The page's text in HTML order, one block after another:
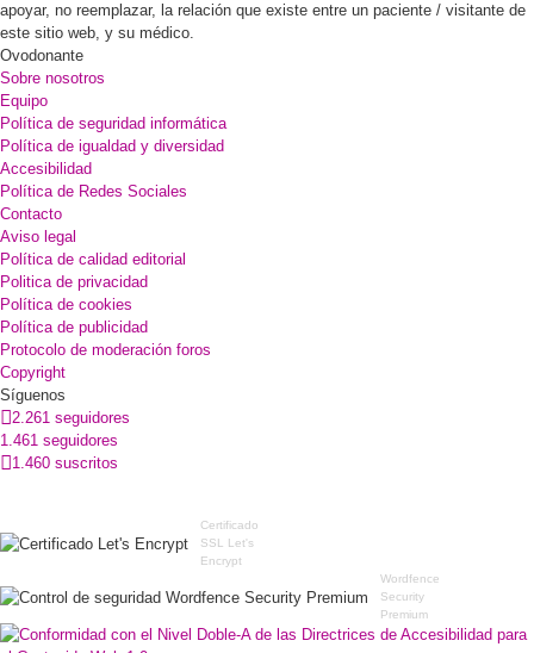
apoyar, no reemplazar, la relación que existe entre un paciente / visitante de
este sitio web, y su médico.
Ovodonante
Sobre nosotros
Equipo
Política de seguridad informática
Política de igualdad y diversidad
Accesibilidad
Política de Redes Sociales
Contacto
Aviso legal
Política de calidad editorial
Politica de privacidad
Política de cookies
Política de publicidad
Protocolo de moderación foros
Copyright
Síguenos
2.261 seguidores
1.461 seguidores
1.460 suscritos
Certificado
SSL Let's
Encrypt
Wordfence
Security
Premium